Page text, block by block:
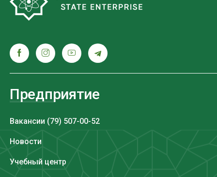
Предприятие
Вакансии (79) 507-00-52
Новости
Учебный центр